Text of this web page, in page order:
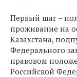
Первый шаг –
проживание на
Казахстана,
Федерального
правовом
Российской